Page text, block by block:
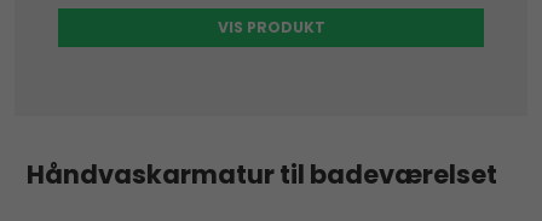
VIS PRODUKT
Håndvaskarmatur til badeværelset